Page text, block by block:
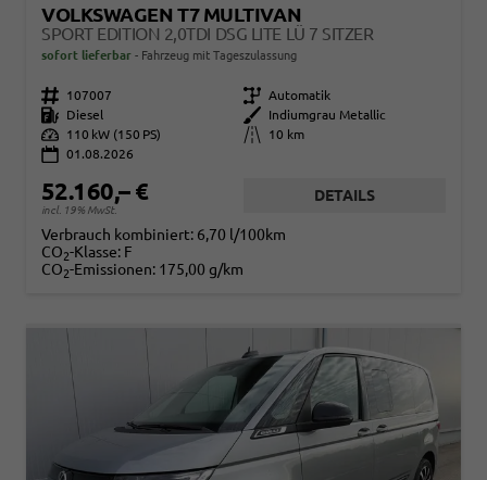
VOLKSWAGEN T7 MULTIVAN
SPORT EDITION 2,0TDI DSG LITE LÜ 7 SITZER
sofort lieferbar Fahrzeug mit Tageszulassung
Fahrzeugnr. 107007 Getriebe Automatik
Kraftstoff
Diesel Außenfarbe
Indiumgrau Metallic
Leistung
110 kW (150 PS) Kilometerstand
10 km
01.08.2026
52.160,– €
incl. 19% MwSt.
DETAILS
Verbrauch kombiniert: 6,70 l/100km
CO2-Klasse: F
CO2-Emissionen: 175,00 g/km